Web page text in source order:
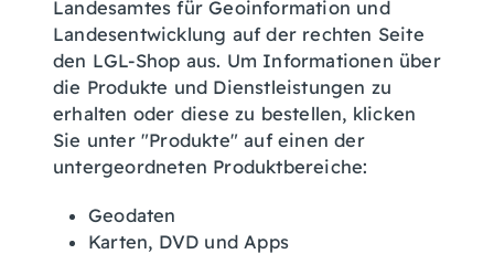
Landesamtes für Geoinformation und
Landesentwicklung auf der rechten Seite
den LGL-Shop aus. Um Informationen über
die Produkte und Dienstleistungen zu
erhalten oder diese zu bestellen, klicken
Sie unter "Produkte" auf einen der
untergeordneten Produktbereiche:
Geodaten
Karten, DVD und Apps